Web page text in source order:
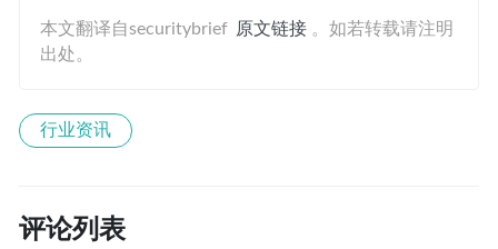
本文翻译自securitybrief 原文链接 。如若转载请注明
出处。
行业资讯
评论列表